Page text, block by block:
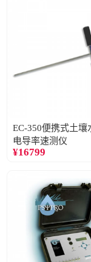
EC-350便携式土壤
电导率速测仪
¥16799